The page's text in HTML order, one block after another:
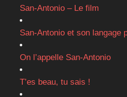
San-Antonio – Le film
San-Antonio et son langage
On l’appelle San-Antonio
T’es beau, tu sais !